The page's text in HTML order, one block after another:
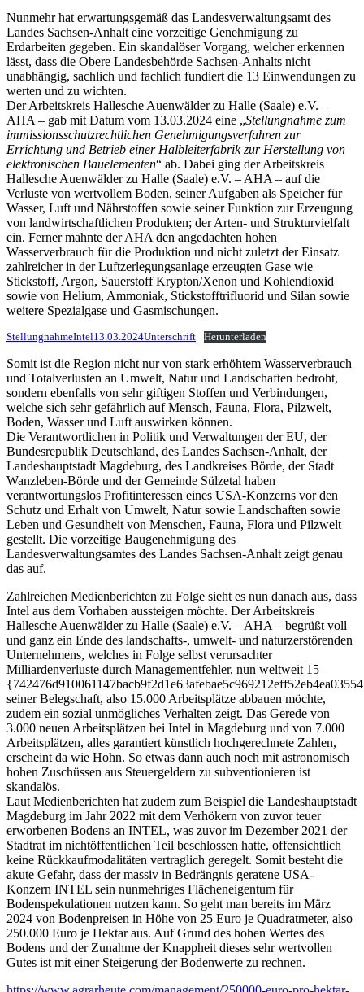
Nunmehr hat erwartungsgemäß das Landesverwaltungsamt des
Landes Sachsen-Anhalt eine vorzeitige Genehmigung zu
Erdarbeiten gegeben. Ein skandalöser Vorgang, welcher erkennen
lässt, dass die Obere Landesbehörde Sachsen-Anhalts nicht
unabhängig, sachlich und fachlich fundiert die 13 Einwendungen zu
werten und zu wichten.
Der Arbeitskreis Hallesche Auenwälder zu Halle (Saale) e.V. –
AHA – gab mit Datum vom 13.03.2024 eine „Stellungnahme zum
immissionsschutzrechtlichen Genehmigungsverfahren zur
Errichtung und Betrieb einer Halbleiterfabrik zur Herstellung von
elektronischen Bauelementen“ ab. Dabei ging der Arbeitskreis
Hallesche Auenwälder zu Halle (Saale) e.V. – AHA – auf die
Verluste von wertvollem Boden, seiner Aufgaben als Speicher für
Wasser, Luft und Nährstoffen sowie seiner Funktion zur Erzeugung
von landwirtschaftlichen Produkten; der Arten- und Strukturvielfalt
ein. Ferner mahnte der AHA den angedachten hohen
Wasserverbrauch für die Produktion und nicht zuletzt der Einsatz
zahlreicher in der Luftzerlegungsanlage erzeugten Gase wie
Stickstoff, Argon, Sauerstoff Krypton/Xenon und Kohlendioxid
sowie von Helium, Ammoniak, Stickstofftrifluorid und Silan sowie
weitere Spezialgase und Gasmischungen.
StellungnahmeIntel13.03.2024Unterschrift Herunterladen
Somit ist die Region nicht nur von stark erhöhtem Wasserverbrauch
und Totalverlusten an Umwelt, Natur und Landschaften bedroht,
sondern ebenfalls von sehr giftigen Stoffen und Verbindungen,
welche sich sehr gefährlich auf Mensch, Fauna, Flora, Pilzwelt,
Boden, Wasser und Luft auswirken können.
Die Verantwortlichen in Politik und Verwaltungen der EU, der
Bundesrepublik Deutschland, des Landes Sachsen-Anhalt, der
Landeshauptstadt Magdeburg, des Landkreises Börde, der Stadt
Wanzleben-Börde und der Gemeinde Sülzetal haben
verantwortungslos Profitinteressen eines USA-Konzerns vor den
Schutz und Erhalt von Umwelt, Natur sowie Landschaften sowie
Leben und Gesundheit von Menschen, Fauna, Flora und Pilzwelt
gestellt. Die vorzeitige Baugenehmigung des
Landesverwaltungsamtes des Landes Sachsen-Anhalt zeigt genau
das auf.
Zahlreichen Medienberichten zu Folge sieht es nun danach aus, dass
Intel aus dem Vorhaben aussteigen möchte. Der Arbeitskreis
Hallesche Auenwälder zu Halle (Saale) e.V. – AHA – begrüßt voll
und ganz ein Ende des landschafts-, umwelt- und naturzerstörenden
Unternehmens, welches in Folge selbst verursachter
Milliardenverluste durch Managementfehler, nun weltweit 15
seiner Belegschaft, also 15.000 Arbeitsplätze abbauen möchte,
zudem ein sozial unmögliches Verhalten zeigt. Das Gerede von
3.000 neuen Arbeitsplätzen bei Intel in Magdeburg und von 7.000
Arbeitsplätzen, alles garantiert künstlich hochgerechnete Zahlen,
erscheint da wie Hohn. So etwas dann auch noch mit astronomisch
hohen Zuschüssen aus Steuergeldern zu subventionieren ist
skandalös.
Laut Medienberichten hat zudem zum Beispiel die Landeshauptstadt
Magdeburg im Jahr 2022 mit dem Verhökern von zuvor teuer
erworbenen Bodens an INTEL, was zuvor im Dezember 2021 der
Stadtrat im nichtöffentlichen Teil beschlossen hatte, offensichtlich
keine Rückkaufmodalitäten vertraglich geregelt. Somit besteht die
akute Gefahr, dass der massiv in Bedrängnis geratene USA-
Konzern INTEL sein nunmehriges Flächeneigentum für
Bodenspekulationen nutzen kann. So geht man bereits im März
2024 von Bodenpreisen in Höhe von 25 Euro je Quadratmeter, also
250.000 Euro je Hektar aus. Auf Grund des hohen Wertes des
Bodens und der Zunahme der Knappheit dieses sehr wertvollen
Gutes ist mit einer Steigerung der Bodenwerte zu rechnen.